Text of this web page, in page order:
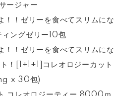
ージャー
！！ゼリーを食べてスリムにな
ィングゼリー10包
！！ゼリーを食べてスリムにな
！[1+1+1]コレオロジーカット
x 30包)